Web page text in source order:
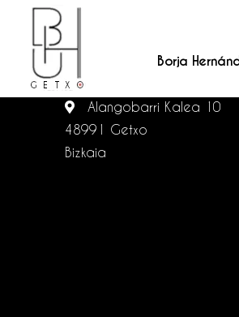
Borja
BHUGETXO ATELIER A
Alangobarri Kalea 10
48991 Getxo
Bizkaia